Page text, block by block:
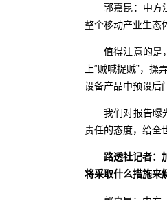
郭嘉昆：中方
整个移动产业生态
值得注意的是
上“贼喊捉贼”，
设备产品中预设后
我们对报告曝
责任的态度，给全
路透社记者：
将采取什么措施来